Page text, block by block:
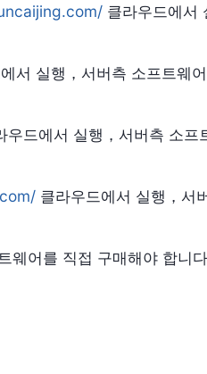
클라우드에서
서 실행，서버측 소프트웨
우드에서 실행，서버측 소프
클라우드에서 실행，서
웨어를 직접 구매해야 합니